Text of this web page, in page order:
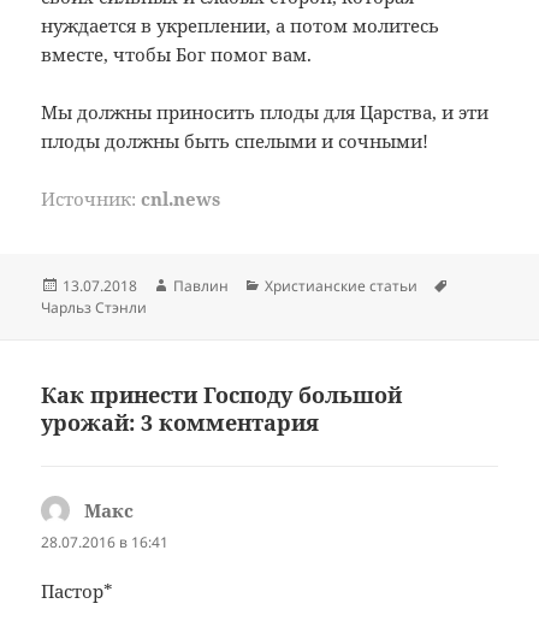
нуждается в укреплении, а потом молитесь
вместе, чтобы Бог помог вам.
Мы должны приносить плоды для Царства, и эти
плоды должны быть спелыми и сочными!
Источник:cnl.news
Опубликовано
13.07.2018 Автор
Павлин Рубрики
Христианские статьи
Чарльз Стэнли
Как принести Господу большой
урожай: 3 комментария
Макс
28.07.2016 в 16:41
Пастор*